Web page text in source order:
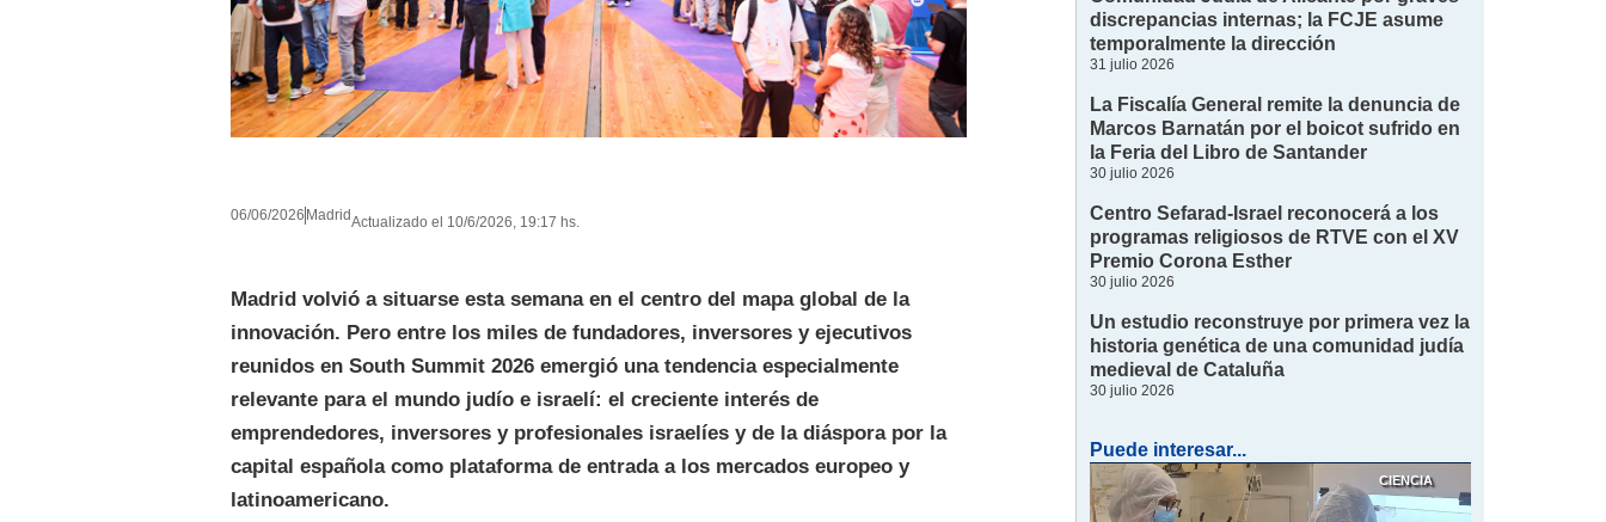
06/06/2026 MadridActualizado el 10/6/2026, 19:17 hs.
Madrid volvió a situarse esta semana en el centro del mapa global de la
innovación. Pero entre los miles de fundadores, inversores y ejecutivos
reunidos en South Summit 2026 emergió una tendencia especialmente
relevante para el mundo judío e israelí: el creciente interés de
emprendedores, inversores y profesionales israelíes y de la diáspora por la
capital española como plataforma de entrada a los mercados europeo y
latinoamericano.
discrepancias internas; la FCJE asume
temporalmente la dirección
31 julio 2026
La Fiscalía General remite la denuncia de
Marcos Barnatán por el boicot sufrido en
la Feria del Libro de Santander
30 julio 2026
Centro Sefarad-Israel reconocerá a los
programas religiosos de RTVE con el XV
Premio Corona Esther
30 julio 2026
Un estudio reconstruye por primera vez la
historia genética de una comunidad judía
medieval de Cataluña
30 julio 2026
Puede interesar...
CIENCIA